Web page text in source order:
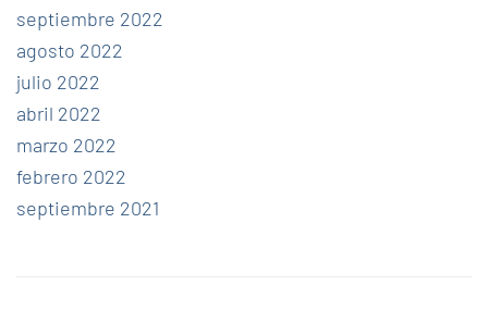
septiembre 2022
agosto 2022
julio 2022
abril 2022
marzo 2022
febrero 2022
septiembre 2021